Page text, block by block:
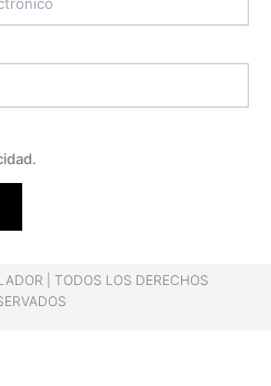
| TODOS LOS DERECHOS